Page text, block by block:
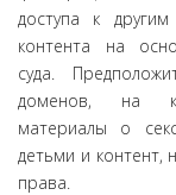
доступа к
контента на
суда.
доменов, на
материалы о
детьми и контент,
права.